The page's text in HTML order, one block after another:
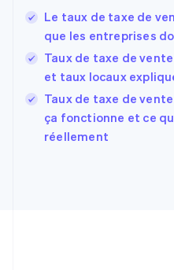
Le taux de taxe de
que les entreprises
Taux de taxe de
et taux locaux
Taux de taxe de
ça fonctionne et ce
réellement
Estonie
États-Unis
English Español简体中文
Finlande
France
FrançaisEnglish
Gibraltar